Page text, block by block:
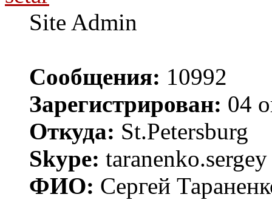
Site Admin
Сообщения: 10992
Зарегистрирован: 04
Откуда: St.Petersburg
Skype: taranenko.sergey
ФИО: Сергей